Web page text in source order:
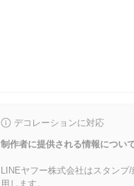
デコレーションに対応
制作者に提供される情報につい
LINEヤフー株式会社はスタン
用します。